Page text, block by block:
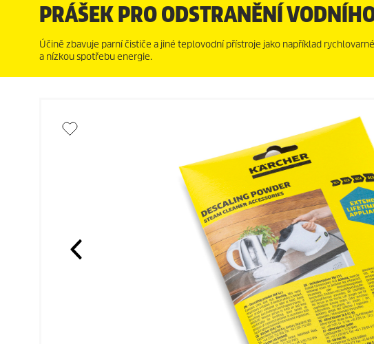
PRÁŠEK PRO ODSTRANĚNÍ
Účině zbavuje parní čističe a jiné teplovodní přístroje jako například
a nízkou spotřebu energie.